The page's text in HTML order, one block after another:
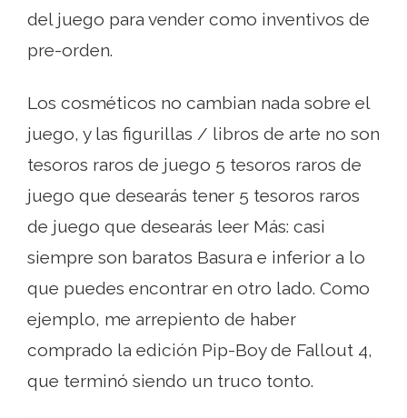
del juego para vender como inventivos de
pre-orden.
Los cosméticos no cambian nada sobre el
juego, y las figurillas / libros de arte no son
tesoros raros de juego 5 tesoros raros de
juego que desearás tener 5 tesoros raros
de juego que desearás leer Más: casi
siempre son baratos Basura e inferior a lo
que puedes encontrar en otro lado. Como
ejemplo, me arrepiento de haber
comprado la edición Pip-Boy de Fallout 4,
que terminó siendo un truco tonto.